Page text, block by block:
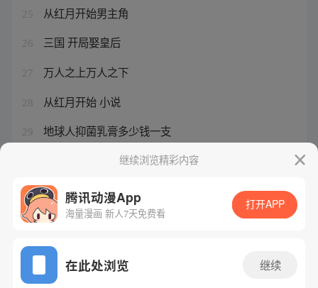
25 从红月开始男主角
26 三国 开局娶皇后
27 万人之上万人之下
28 从红月开始 小说
29 地球人抑菌乳膏多少钱一支
末世安全屋会升级继续浏览精彩内容
腾讯动漫App
海量漫画 新人7天免费看
打开APP
在此处浏览 继续
网站备案/许可证号：粤B2-20090059-5
Copyright©1998 - 2026 Tencent. All Rights Reserved